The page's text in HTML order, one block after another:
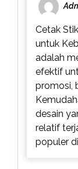
Cetak
untuk
adalah
efektif
promosi,
desain
relatif
populer